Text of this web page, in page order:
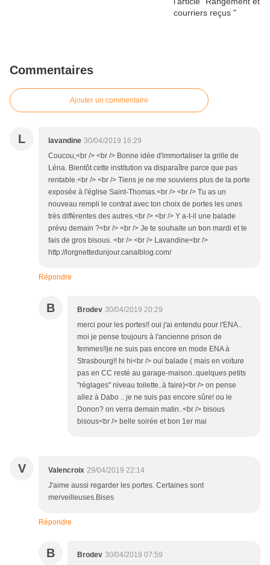
Commentaires
Ajouter un commentaire
L lavandine 30/04/2019 16:29
Coucou,<br /> <br /> Bonne idée d'immortaliser la grille de
Léna. Bientôt cette institution va disparaître parce que pas
rentable.<br /> <br /> Tiens je ne me souviens plus de la porte
exposée à l'église Saint-Thomas.<br /> <br /> Tu as un
nouveau rempli le contrat avec ton choix de portes les unes
très différentes des autres.<br /> <br /> Y a-t-il une balade
prévu demain ?<br /> <br /> Je te souhaite un bon mardi et te
fais de gros bisous. <br /> <br /> Lavandine<br />
http://lorgnettedunjour.canalblog.com/
Répondre
B Brodev 30/04/2019 20:29
merci pour les portes!! oui j'ai entendu pour l'ENA..
moi je pense toujours à l'ancienne prison de
femmes!!je ne suis pas encore en mode ENA à
Strasbourg!! hi hi<br /> oui balade ( mais en voiture
pas en CC resté au garage-maison..quelques petits
"réglages" niveau toilette..à faire)<br /> on pense
allez à Dabo .. je ne suis pas encore sûre! ou le
Donon? on verra demain matin..<br /> bisous
bisous<br /> belle soirée et bon 1er mai
V Valencroix 29/04/2019 22:14
J'aime aussi regarder les portes. Certaines sont
merveilleuses.Bises
Répondre
B Brodev 30/04/2019 07:59